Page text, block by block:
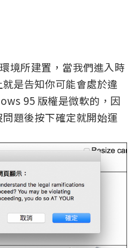
境所建置，當我們進入時
是告知你可能會處於違
95 版權是微軟的，因
題後按下確定就開始運